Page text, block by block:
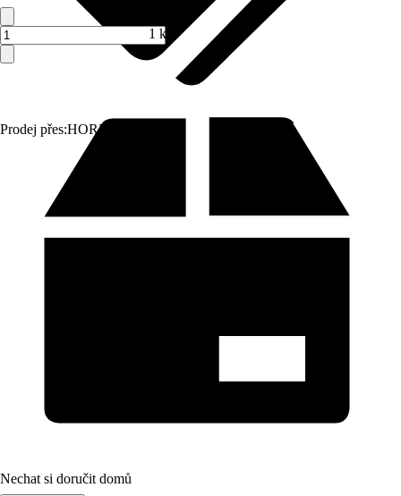
Prodej přes:HORNBACH
1 ks
Nechat si doručit domů